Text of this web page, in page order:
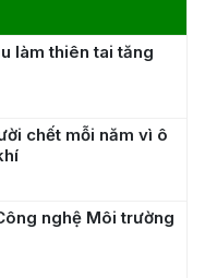
làm thiên tai tăng
chết mỗi năm vì ô
nghệ Môi trường